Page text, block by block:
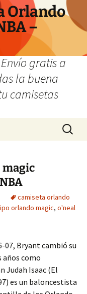
Orlando
–
gratis a
la buena
camisetas
Buscar:
magic
camiseta orlando
orlando magic, o'neal
07, Bryant cambió su
años como
Judah Isaac (El
es un baloncestista